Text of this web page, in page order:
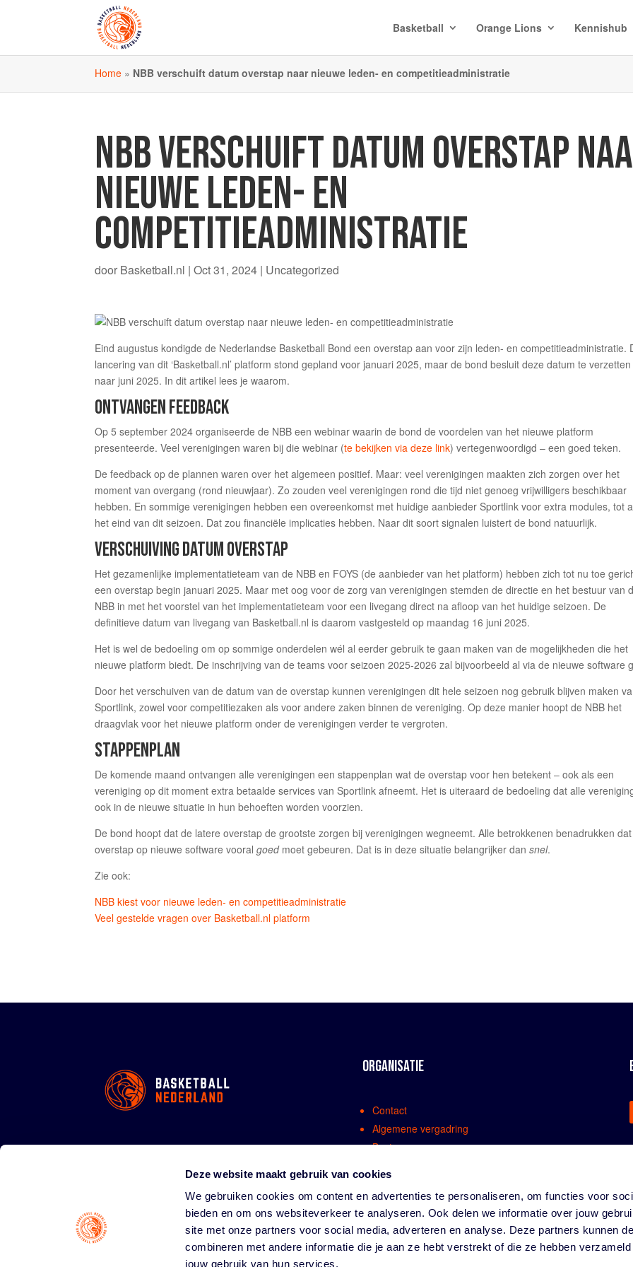
Deze website maakt gebruik van cookies
We gebruiken cookies om content en advertenties te personaliseren, om functies voor
bieden en om ons websiteverkeer te analyseren. Ook delen we informatie over jouw
site met onze partners voor social media, adverteren en analyse. Deze partners kunnen
combineren met andere informatie die je aan ze hebt verstrekt of die ze hebben
jouw gebruik van hun services.
Basketball Orange Lions Kennishub
Home » NBB verschuift datum overstap naar nieuwe leden- en competitieadministratie
NBB VERSCHUIFT DATUM OVERSTAP
NIEUWE LEDEN- EN
COMPETITIEADMINISTRATIE
door Basketball.nl |Oct 31, 2024 | Uncategorized
Eind augustus kondigde de Nederlandse Basketball Bond een overstap aan voor zijn leden- en competitieadministratie.
lancering van dit ‘Basketball.nl’ platform stond gepland voor januari 2025, maar de bond besluit deze datum te verzetten
naar juni 2025. In dit artikel lees je waarom.
ONTVANGEN FEEDBACK
Op 5 september 2024 organiseerde de NBB een webinar waarin de bond de voordelen van het nieuwe platform
presenteerde. Veel verenigingen waren bij die webinar (te bekijken via deze link) vertegenwoordigd – een goed teken.
De feedback op de plannen waren over het algemeen positief. Maar: veel verenigingen maakten zich zorgen over het
moment van overgang (rond nieuwjaar). Zo zouden veel verenigingen rond die tijd niet genoeg vrijwilligers beschikbaar
hebben. En sommige verenigingen hebben een overeenkomst met huidige aanbieder Sportlink voor extra modules, tot
het eind van dit seizoen. Dat zou financiële implicaties hebben. Naar dit soort signalen luistert de bond natuurlijk.
VERSCHUIVING DATUM OVERSTAP
Het gezamenlijke implementatieteam van de NBB en FOYS (de aanbieder van het platform) hebben zich tot nu toe
een overstap begin januari 2025. Maar met oog voor de zorg van verenigingen stemden de directie en het bestuur van
NBB in met het voorstel van het implementatieteam voor een livegang direct na afloop van het huidige seizoen. De
definitieve datum van livegang van Basketball.nl is daarom vastgesteld op maandag 16 juni 2025.
Het is wel de bedoeling om op sommige onderdelen wél al eerder gebruik te gaan maken van de mogelijkheden die het
nieuwe platform biedt. De inschrijving van de teams voor seizoen 2025-2026 zal bijvoorbeeld al via de nieuwe software
Door het verschuiven van de datum van de overstap kunnen verenigingen dit hele seizoen nog gebruik blijven maken
Sportlink, zowel voor competitiezaken als voor andere zaken binnen de vereniging. Op deze manier hoopt de NBB het
draagvlak voor het nieuwe platform onder de verenigingen verder te vergroten.
STAPPENPLAN
De komende maand ontvangen alle verenigingen een stappenplan wat de overstap voor hen betekent – ook als een
vereniging op dit moment extra betaalde services van Sportlink afneemt. Het is uiteraard de bedoeling dat alle
ook in de nieuwe situatie in hun behoeften worden voorzien.
De bond hoopt dat de latere overstap de grootste zorgen bij verenigingen wegneemt. Alle betrokkenen benadrukken
overstap op nieuwe software vooralgoed moet gebeuren. Dat is in deze situatie belangrijker dansnel.
Zie ook:
NBB kiest voor nieuwe leden- en competitieadministratie
Veel gestelde vragen over Basketball.nl platform
ORGANISATIE
Contact
Algemene vergadring
Bestuur
Bondsreglementen
Klachtenregeling
Partners
Vacatures